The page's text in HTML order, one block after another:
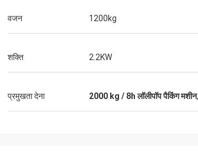
भी बहुत तेज है, बहुत सारी मशीनों का चयन करें, इसे देखें,
बहुत संतुष्ट हैं, पैकेजिंग बहुत कठिन है, सख्त है, विक्रेताओं
तेज है, भौतिक और विक्रेता का विवरण एक-से-एक,
विक्रेता की विचारशील सेवा के लिए बहुत आभारी। विवेक
वजन 1200kg
शक्ति 2.2KW
प्रमुखता देना 2000 kg / 8h लॉलीपॉप पैकिंग मशीन